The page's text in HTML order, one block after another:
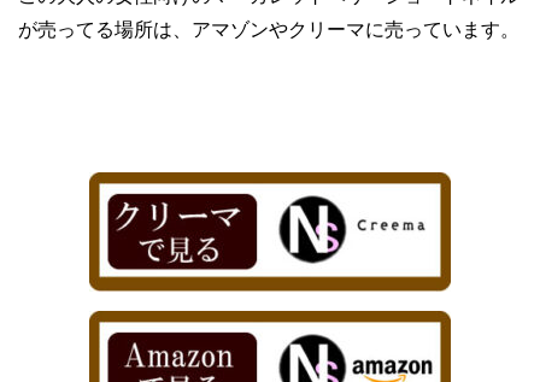
が売ってる場所は、アマゾンやクリーマに売っています。